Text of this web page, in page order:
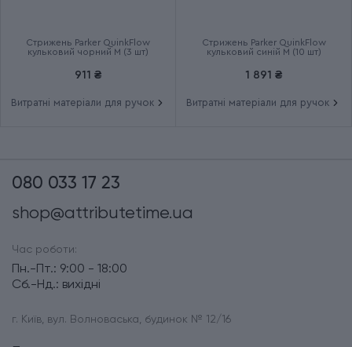
Стрижень Parker QuinkFlow
кульковий чорний M (3 шт)
911 ₴
Витратні матеріали для ручок
Стрижень Parker QuinkFlow
кульковий синій M (10 шт)
1 891 ₴
Витратні матеріали для ручок
080 033 17 23
shop@attributetime.ua
Час роботи:
Пн.-Пт.: 9:00 - 18:00
Сб.-Нд.: вихідні
г. Київ, вул. Волноваська, будинок № 12/16